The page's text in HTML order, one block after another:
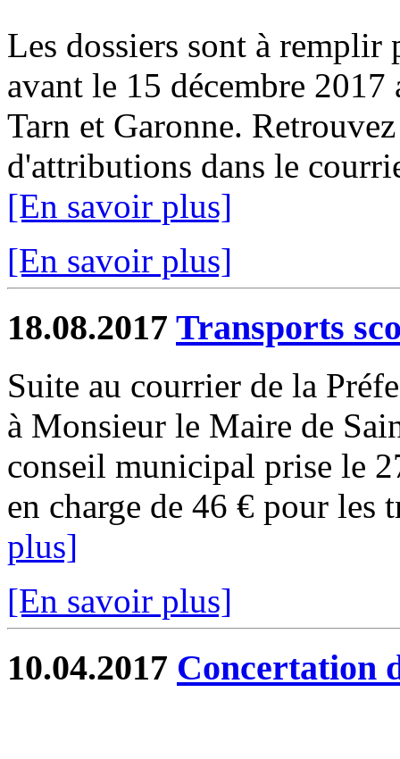
Les dossiers sont à remplir
avant le 15 décembre
Tarn et Garonne.
d'attributions dans le
[En savoir plus]
[En savoir plus]
18.08.2017 Transports
Suite au courrier de la
à Monsieur le Maire de
conseil municipal prise le
en charge de 46 € pour les
plus]
[En savoir plus]
10.04.2017 Concertation